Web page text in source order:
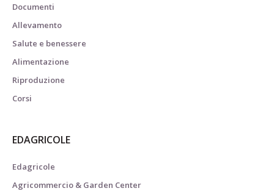
Documenti
Allevamento
Salute e benessere
Alimentazione
Riproduzione
Corsi
EDAGRICOLE
Edagricole
Agricommercio & Garden Center